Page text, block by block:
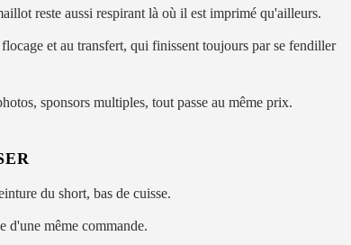
reste aussi respirant là où il est imprimé qu'ailleurs.
et au transfert, qui finissent toujours par se fendiller
sponsors multiples, tout passe au même prix.
du short, bas de cuisse.
d'une même commande.